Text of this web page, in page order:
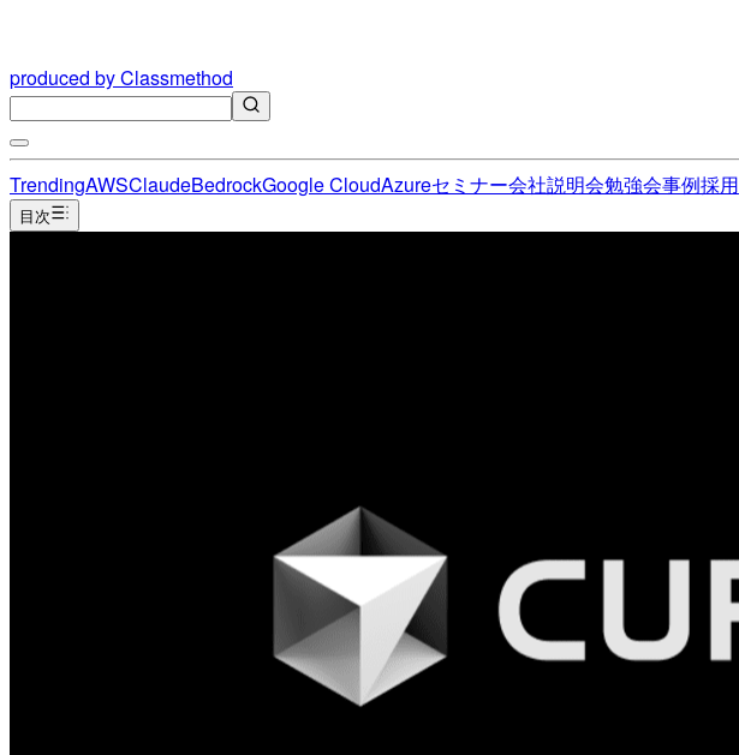
produced by Classmethod
TrendingAWSClaudeBedrockGoogle CloudAzureセミナー会社説明会勉強会事例採用
目次